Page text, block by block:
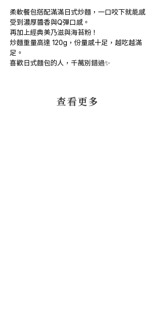
柔軟餐包搭配滿滿日式炒麵，一口咬下就能感
受到濃厚醬香與Q彈口感。
再加上經典美乃滋與海苔粉！
炒麵重量高達 120g，份量感十足，越吃越滿
足。
喜歡日式麵包的人，千萬別錯過✨
​查看更多